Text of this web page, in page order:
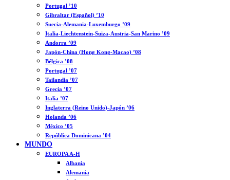
Portugal ’10
Gibraltar (Español) ’10
Suecia-Alemania-Luxemburgo ’09
Italia-Liechtenstein-Suiza-Austria-San Marino ’09
Andorra ’09
Japón-China (Hong Kong-Macao) ’08
Bélgica ’08
Portugal ’07
Tailandia ’07
Grecia ’07
Italia ’07
Inglaterra (Reino Unido)-Japón ’06
Holanda ’06
México ’05
República Dominicana ’04
MUNDO
EUROPA A-H
Albania
Alemania